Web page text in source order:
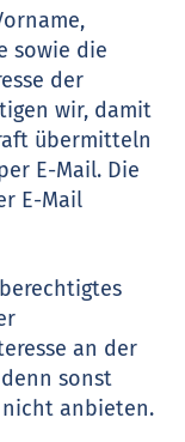
sowie die
der
wir, damit
übermitteln
E-Mail. Die
E-Mail
an der
sonst
anbieten.